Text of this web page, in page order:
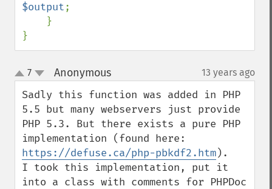
$output;
}
up
down
7 Anonymous¶ 13 years ago
Sadly this function was added in PHP
5.5 but many webservers just provide
PHP 5.3. But there exists a pure PHP
https://defuse.ca/php-pbkdf2.htm).
I took this implementation, put it
into a class with comments for PHPDoc